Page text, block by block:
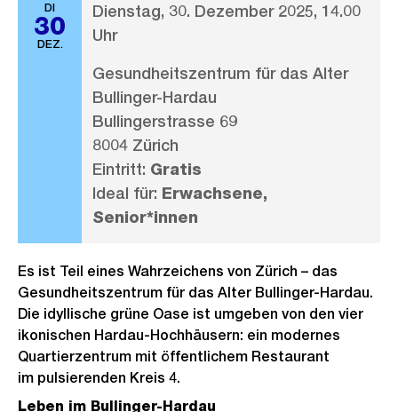
DI
30
DEZ.
Dienstag, 30. Dezember 2025, 14.00
Uhr
Gesundheitszentrum für das Alter
Bullinger-Hardau
Bullingerstrasse 69
8004 Zürich
Eintritt: Gratis
Ideal für: Erwachsene,
Senior*innen
Es ist Teil eines Wahrzeichens von Zürich – das
Gesundheitszentrum für das Alter Bullinger-Hardau.
Die idyllische grüne Oase ist umgeben von den vier
ikonischen Hardau-Hochhäusern: ein modernes
Quartierzentrum mit öffentlichem Restaurant
im pulsierenden Kreis 4.
Leben im Bullinger-Hardau